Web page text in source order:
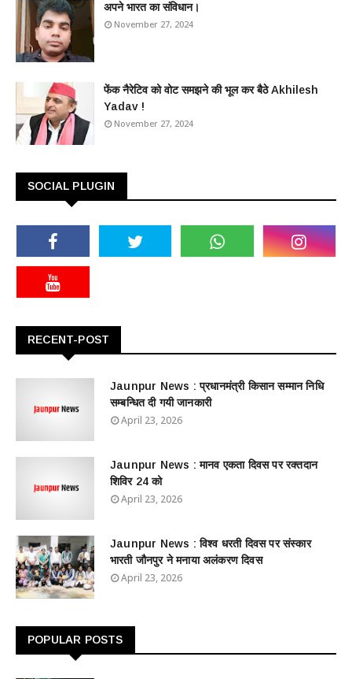
अपने भारत का संविधान।
November 27, 2024
फेंक नैरेटिव को वोट समझने की भूल कर बैठे Akhilesh
Yadav !
November 27, 2024
SOCIAL PLUGIN
RECENT-POST
Jaunpur News : ​प्रधानमंत्री किसान सम्मान निधि
सम्बन्धित दी गयी जानकारी
April 23, 2026
Jaunpur News : ​मानव एकता दिवस पर रक्तदान
शिविर 24 को
April 23, 2026
Jaunpur News : विश्व धरती दिवस पर संस्कार
भारती जौनपुर ने मनाया अलंकरण दिवस
April 23, 2026
POPULAR POSTS